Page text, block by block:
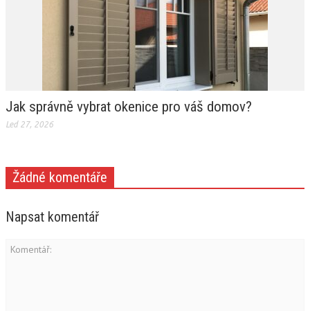
Jak správně vybrat okenice pro váš domov?
Led 27, 2026
Žádné komentáře
Napsat komentář